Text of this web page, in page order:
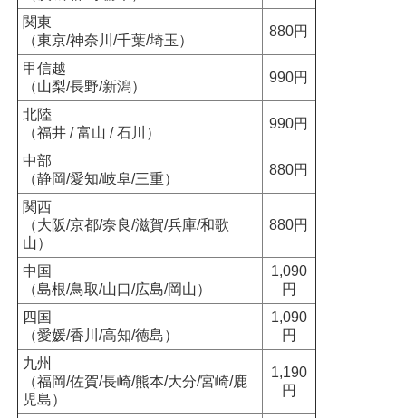
関東
（東京/神奈川/千葉/埼玉）
880円
甲信越
（山梨/長野/新潟）
990円
北陸
（福井 / 富山 / 石川）
990円
中部
（静岡/愛知/岐阜/三重）
880円
関西
（大阪/京都/奈良/滋賀/兵庫/和歌
山）
880円
中国
（島根/鳥取/山口/広島/岡山）
1,090
円
四国
（愛媛/香川/高知/徳島）
1,090
円
九州
（福岡/佐賀/長崎/熊本/大分/宮崎/鹿
児島）
1,190
円